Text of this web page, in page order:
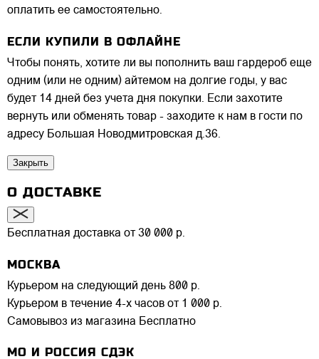
оплатить ее самостоятельно.
ЕСЛИ КУПИЛИ В ОФЛАЙНЕ
Чтобы понять, хотите ли вы пополнить ваш гардероб еще
одним (или не одним) айтемом на долгие годы, у вас
будет 14 дней без учета дня покупки. Если захотите
вернуть или обменять товар - заходите к нам в гости по
адресу Большая Новодмитровская д.36.
Закрыть
О ДОСТАВКЕ
Бесплатная доставка от 30 000 р.
МОСКВА
Курьером на следующий день 800 р.
Курьером в течение 4-х часов от 1 000 р.
Самовывоз из магазина Бесплатно
МО И РОССИЯ СДЭК